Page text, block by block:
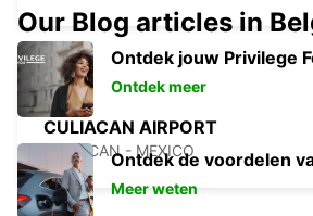
CULIACAN AIRPORT
CULIACAN - MEXICO
Our Blog articles in
Ontdek jouw Privilege
Ontdek meer
Ontdek de voordelen
Meer weten